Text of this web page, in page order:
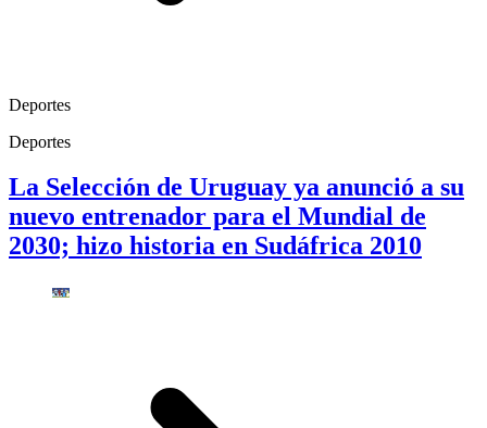
Deportes
Deportes
La Selección de Uruguay ya anunció a su
nuevo entrenador para el Mundial de
2030; hizo historia en Sudáfrica 2010